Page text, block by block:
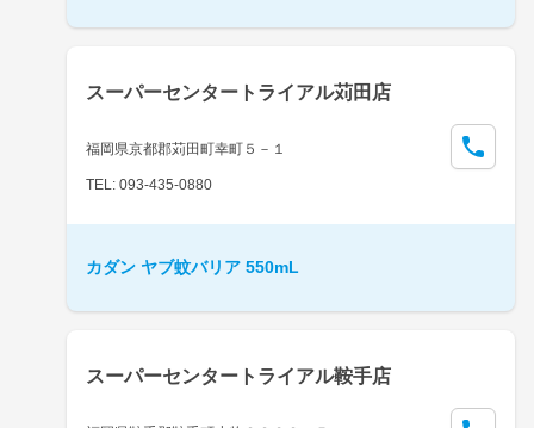
スーパーセンタートライアル苅田店
福岡県京都郡苅田町幸町５－１
TEL: 093-435-0880
カダン ヤブ蚊バリア 550mL
スーパーセンタートライアル鞍手店